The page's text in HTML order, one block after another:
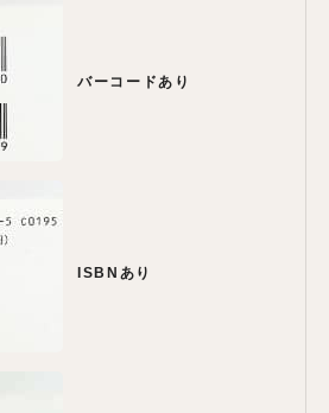
バーコードあり
ISBNあり